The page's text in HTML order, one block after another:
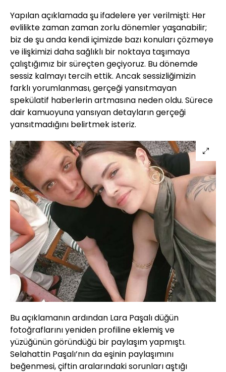
Yapılan açıklamada şu ifadelere yer verilmişti: Her
evlilikte zaman zaman zorlu dönemler yaşanabilir;
biz de şu anda kendi içimizde bazı konuları çözmeye
ve ilişkimizi daha sağlıklı bir noktaya taşımaya
çalıştığımız bir süreçten geçiyoruz. Bu dönemde
sessiz kalmayı tercih ettik. Ancak sessizliğimizin
farklı yorumlanması, gerçeği yansıtmayan
spekülatif haberlerin artmasına neden oldu. Sürece
dair kamuoyuna yansıyan detayların gerçeği
yansıtmadığını belirtmek isteriz.
Bu açıklamanın ardından Lara Paşalı düğün
fotoğraflarını yeniden profiline eklemiş ve
yüzüğünün göründüğü bir paylaşım yapmıştı.
Selahattin Paşalı’nın da eşinin paylaşımını
beğenmesi, çiftin aralarındaki sorunları aştığı